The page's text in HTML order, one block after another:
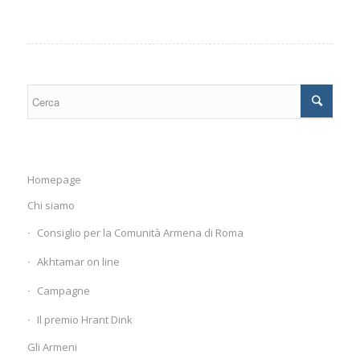
Homepage
Chi siamo
Consiglio per la Comunità Armena di Roma
Akhtamar on line
Campagne
Il premio Hrant Dink
Gli Armeni